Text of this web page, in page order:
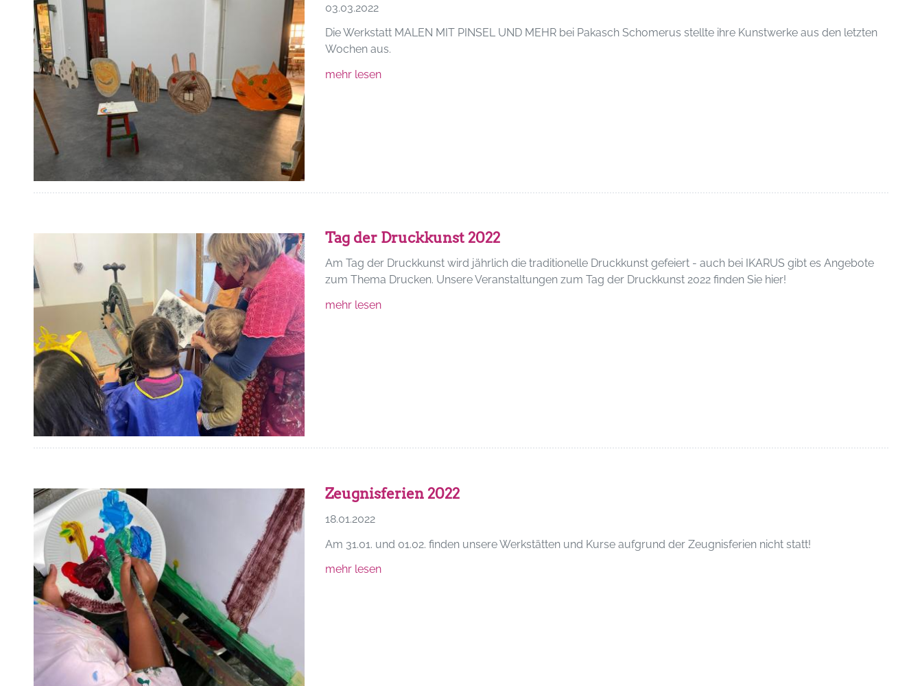
03.03.2022
Die Werkstatt MALEN MIT PINSEL UND MEHR bei Pakasch Schomerus stellte ihre Kunstwerke aus den letzten
Wochen aus.
mehr lesen
Tag der Druckkunst 2022
Am Tag der Druckkunst wird jährlich die traditionelle Druckkunst gefeiert - auch bei IKARUS gibt es Angebote
zum Thema Drucken. Unsere Veranstaltungen zum Tag der Druckkunst 2022 finden Sie hier!
mehr lesen
Zeugnisferien 2022
18.01.2022
Am 31.01. und 01.02. finden unsere Werkstätten und Kurse aufgrund der Zeugnisferien nicht statt!
mehr lesen